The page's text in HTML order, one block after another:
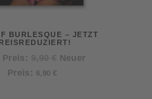
BURLESQUE – JETZT
Ursprünglicher
Neuer
Preis: 6,90 €Aktueller